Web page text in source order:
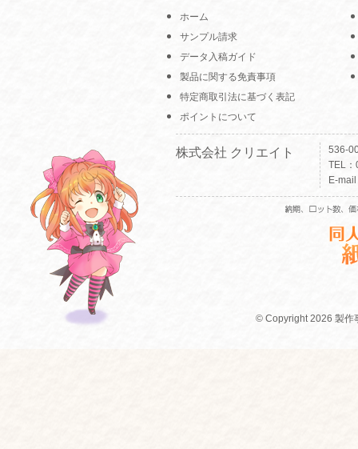
ホーム
サンプル請求
データ入稿ガイド
製品に関する免責事項
特定商取引法に基づく表記
ポイントについて
株式会社 クリエイト
536-
TEL
E-
© Copyright 2026 製作